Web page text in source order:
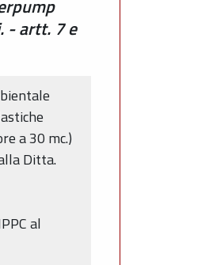
- artt. 7 e
a 30 mc.)
Ditta.
al